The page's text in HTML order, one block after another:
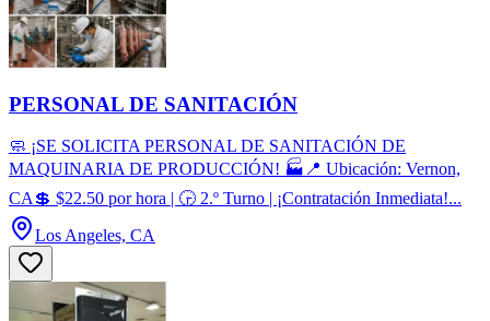
PERSONAL DE SANITACIÓN
🧼 ¡SE SOLICITA PERSONAL DE SANITACIÓN DE
MAQUINARIA DE PRODUCCIÓN! 🏭📍 Ubicación: Vernon,
CA💲 $22.50 por hora | 🕞 2.º Turno | ¡Contratación Inmediata!...
Los Angeles, CA